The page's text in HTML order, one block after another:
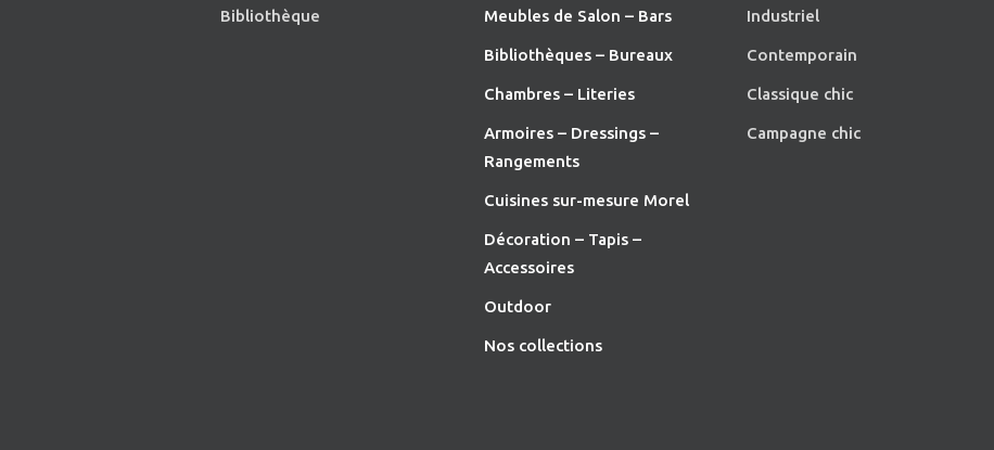
Bibliothèque Meubles de Salon – Bars
Bibliothèques – Bureaux
Chambres – Literies
Armoires – Dressings –
Rangements
Cuisines sur-mesure Morel
Décoration – Tapis –
Accessoires
Outdoor
Nos collections
Industriel
Contemporain
Classique chic
Campagne chic